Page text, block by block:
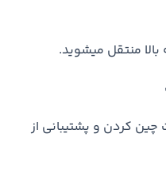
کردن و پشتیبانی از